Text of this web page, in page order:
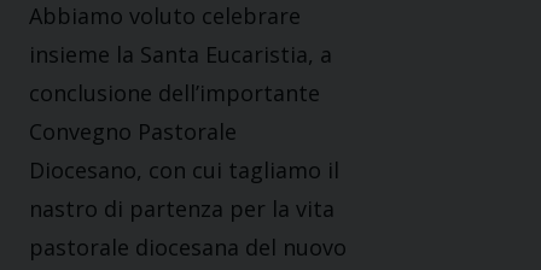
Abbiamo voluto celebrare
insieme la Santa Eucaristia, a
conclusione dell’importante
Convegno Pastorale
Diocesano, con cui tagliamo il
nastro di partenza per la vita
pastorale diocesana del nuovo